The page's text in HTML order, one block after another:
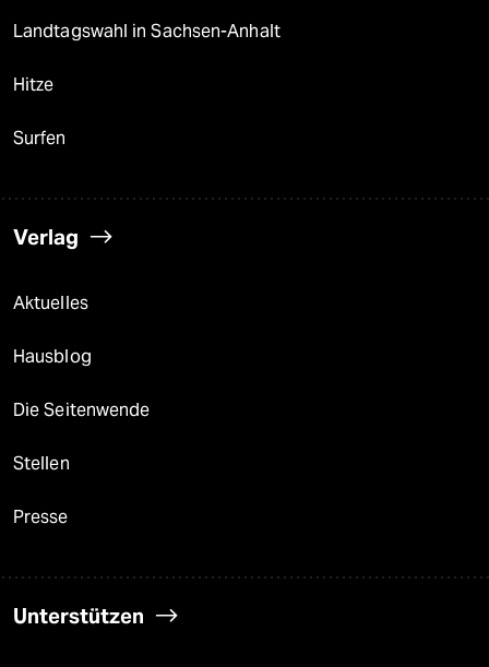
Landtagswahl in Sachsen-Anhalt
Hitze
Surfen
Verlag
Aktuelles
Hausblog
Die Seitenwende
Stellen
Presse
Unterstützen